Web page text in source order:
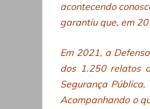
acontecendo
garantiu que, em
Em 2021, a
dos 1.250 relatos
Segurança
Acompanhando o